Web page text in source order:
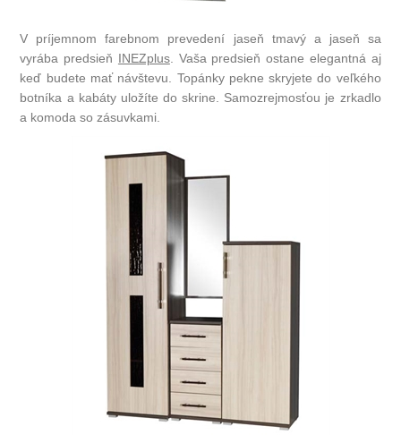
V príjemnom farebnom prevedení jaseň tmavý a jaseň sa
vyrába predsieň INEZplus. Vaša predsieň ostane elegantná aj
keď budete mať návštevu. Topánky pekne skryjete do veľkého
botníka a kabáty uložíte do skrine. Samozrejmosťou je zrkadlo
a komoda so zásuvkami.